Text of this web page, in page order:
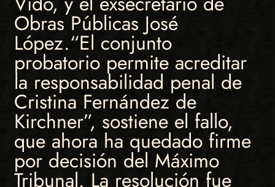
Obras Públicas José
López.“El conjunto
probatorio permite acreditar
la responsabilidad penal de
Cristina Fernández de
Kirchner”, sostiene el fallo,
que ahora ha quedado firme
por decisión del Máximo
Tribunal. La resolución fue